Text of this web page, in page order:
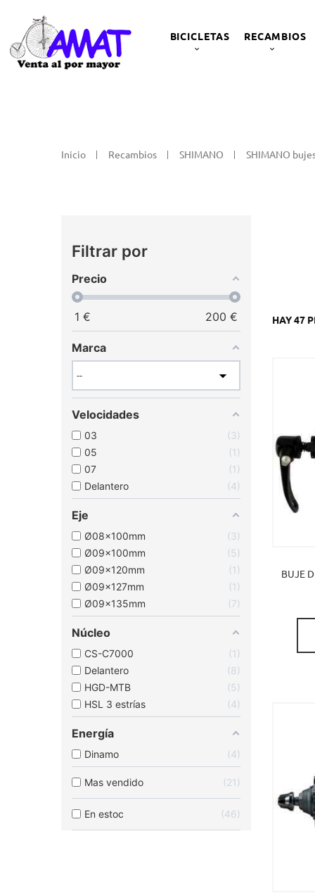
BICICLETAS RECAMBIOS
Inicio Recambios SHIMANO SHIMANO
Filtrar por
Precio
1 € 200 €
Marca
Velocidades
03
3
05
1
07
1
Delantero
4
Eje
Ø08x100mm
3
Ø09x100mm
5
Ø09x120mm
1
Ø09x127mm
1
Ø09x135mm
7
Núcleo
CS-C7000
1
Delantero
8
HGD-MTB
5
HSL 3 estrías
4
Energía
Dinamo 4
Mas vendido 21
En estoc 46
HAY 47
BUJE